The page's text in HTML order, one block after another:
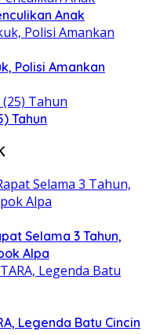
Anak
Polisi Amankan
Tahun
Selama 3 Tahun,
Alpa
Legenda Batu Cincin